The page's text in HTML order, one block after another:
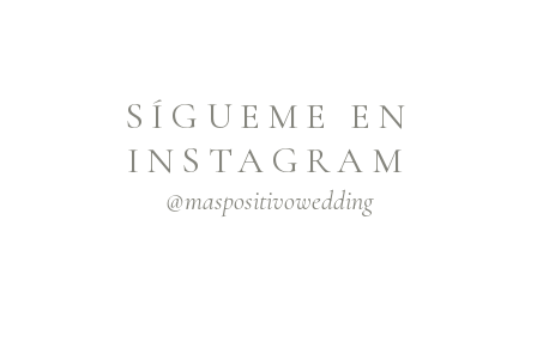
SÍGUEME EN
INSTAGRAM
@maspositivowedding